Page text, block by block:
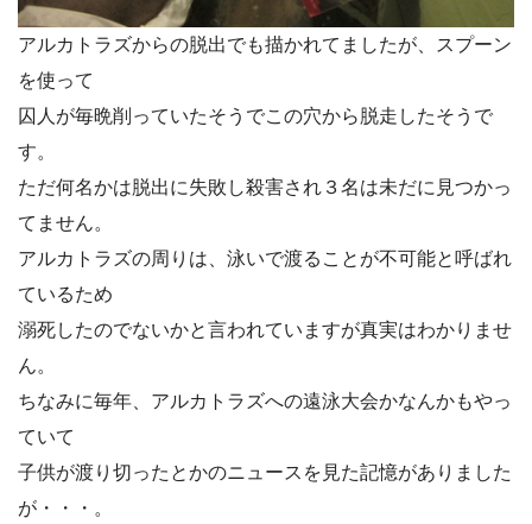
アルカトラズからの脱出でも描かれてましたが、スプーン
を使って
囚人が毎晩削っていたそうでこの穴から脱走したそうで
す。
ただ何名かは脱出に失敗し殺害され３名は未だに見つかっ
てません。
アルカトラズの周りは、泳いで渡ることが不可能と呼ばれ
ているため
溺死したのでないかと言われていますが真実はわかりませ
ん。
ちなみに毎年、アルカトラズへの遠泳大会かなんかもやっ
ていて
子供が渡り切ったとかのニュースを見た記憶がありました
が・・・。